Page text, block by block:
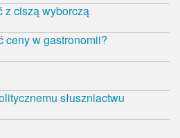
z ciszą wyborczą
ceny w gastronomii?
słuszniactwu